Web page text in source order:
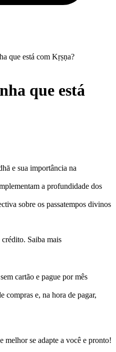
que está com Kṛṣṇa?
que está
e sua importância na
a profundidade dos
sobre os passatempos divinos
crédito. Saiba mais
cartão e pague por mês
compras e, na hora de pagar,
melhor se adapte a você e pronto!